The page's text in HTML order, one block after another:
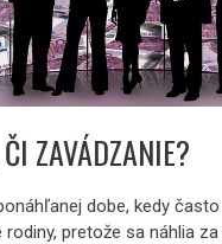
ZAVÁDZANIE?
dobe, kedy
rodiny, pretože sa náhlia